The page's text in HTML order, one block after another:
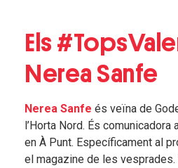
Els
Nerea Sanfe
Nerea Sanfe és veïna de
l’Horta Nord. És
en À Punt. Específicament al
el magazine de les